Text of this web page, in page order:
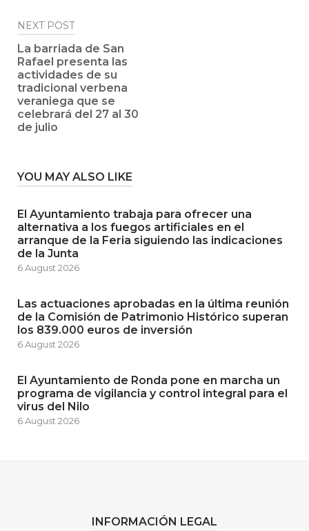
NEXT POST
La barriada de San
Rafael presenta las
actividades de su
tradicional verbena
veraniega que se
celebrará del 27 al 30
de julio
YOU MAY ALSO LIKE
El Ayuntamiento trabaja para ofrecer una
alternativa a los fuegos artificiales en el
arranque de la Feria siguiendo las indicaciones
de la Junta
6 August 2026
Las actuaciones aprobadas en la última reunión
de la Comisión de Patrimonio Histórico superan
los 839.000 euros de inversión
6 August 2026
El Ayuntamiento de Ronda pone en marcha un
programa de vigilancia y control integral para el
virus del Nilo
6 August 2026
INFORMACIÓN LEGAL